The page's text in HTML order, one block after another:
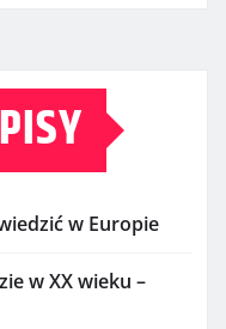
w Europie
w XX wieku –